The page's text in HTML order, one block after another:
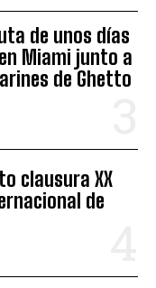
de unos días
Miami junto a
de Ghetto
clausura XX
de